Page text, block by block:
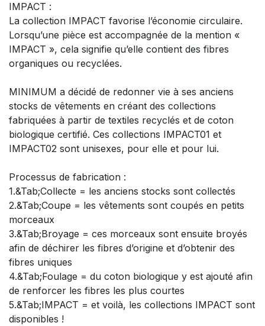
IMPACT :
La collection IMPACT favorise l’économie circulaire.
Lorsqu’une pièce est accompagnée de la mention «
IMPACT », cela signifie qu’elle contient des fibres
organiques ou recyclées.
MINIMUM a décidé de redonner vie à ses anciens
stocks de vêtements en créant des collections
fabriquées à partir de textiles recyclés et de coton
biologique certifié. Ces collections IMPACT01 et
IMPACT02 sont unisexes, pour elle et pour lui.
Processus de fabrication :
1.&Tab;Collecte = les anciens stocks sont collectés
2.&Tab;Coupe = les vêtements sont coupés en petits
morceaux
3.&Tab;Broyage = ces morceaux sont ensuite broyés
afin de déchirer les fibres d’origine et d’obtenir des
fibres uniques
4.&Tab;Foulage = du coton biologique y est ajouté afin
de renforcer les fibres les plus courtes
5.&Tab;IMPACT = et voilà, les collections IMPACT sont
disponibles !